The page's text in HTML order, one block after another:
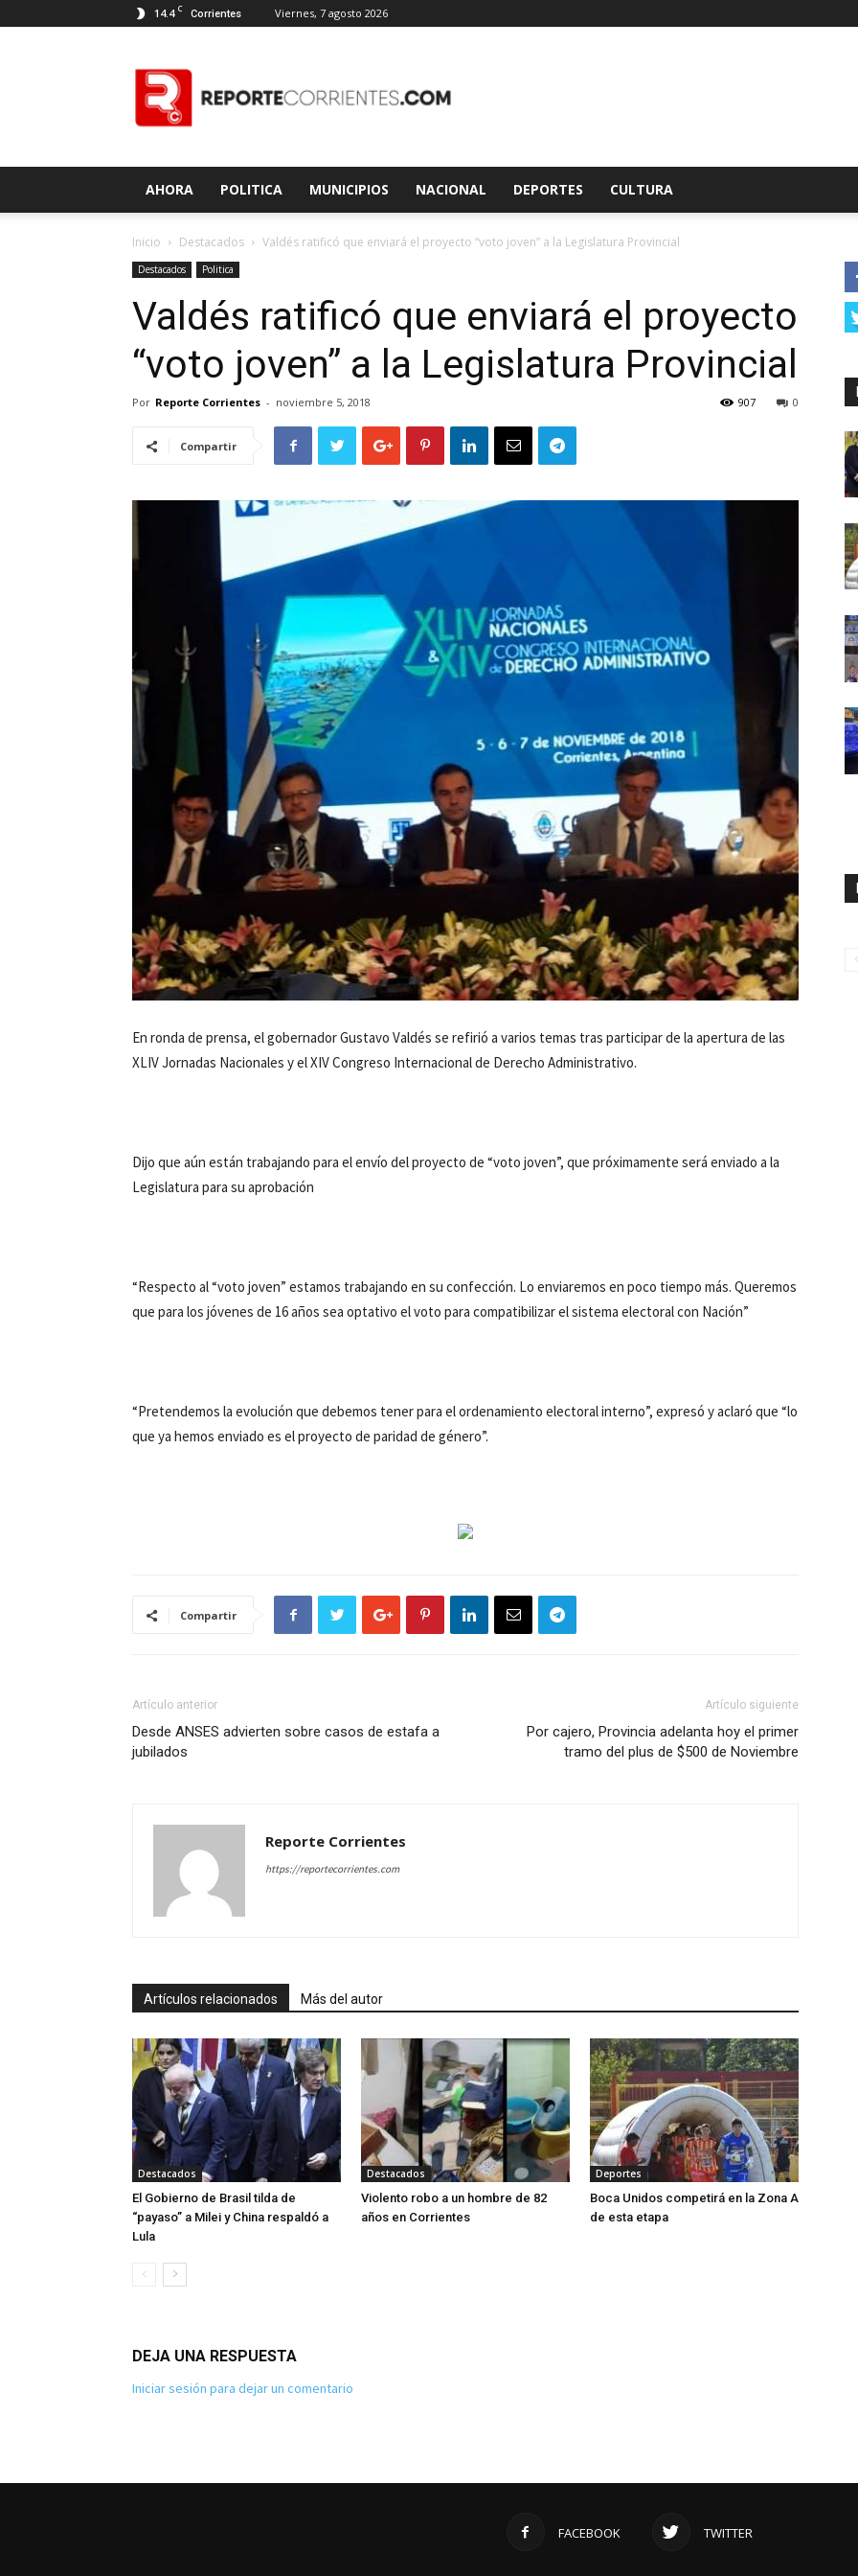
14.4 C Corrientes Viernes, 7 agosto 2026
AHORA POLITICA MUNICIPIOS NACIONAL DEPORTES CULTURA
Inicio Destacados Valdés ratificó que enviará el proyecto “voto joven” a la Legislatura Provincial
Destacados Politica
Valdés ratificó que enviará el proyecto
“voto joven” a la Legislatura Provincial
Por Reporte Corrientes - noviembre 5, 2018 0
907
Compartir
En ronda de prensa, el gobernador Gustavo Valdés se refirió a varios temas tras participar de la apertura de las
XLIV Jornadas Nacionales y el XIV Congreso Internacional de Derecho Administrativo.
Dijo que aún están trabajando para el envío del proyecto de “voto joven”, que próximamente será enviado a la
Legislatura para su aprobación
“Respecto al “voto joven” estamos trabajando en su confección. Lo enviaremos en poco tiempo más. Queremos
que para los jóvenes de 16 años sea optativo el voto para compatibilizar el sistema electoral con Nación”
“Pretendemos la evolución que debemos tener para el ordenamiento electoral interno”, expresó y aclaró que “lo
que ya hemos enviado es el proyecto de paridad de género”.
Compartir
Artículo anterior
Desde ANSES advierten sobre casos de estafa a
jubilados
Artículo siguiente
Por cajero, Provincia adelanta hoy el primer
tramo del plus de $500 de Noviembre
Reporte Corrientes
https://reportecorrientes.com
Artículos relacionados Más del autor
Destacados
El Gobierno de Brasil tilda de
“payaso” a Milei y China respaldó a
Lula
Destacados
Violento robo a un hombre de 82
años en Corrientes
Deportes
Boca Unidos competirá en la Zona A
de esta etapa
DEJA UNA RESPUESTA
Iniciar sesión para dejar un comentario
FACEBOOK TWITTER